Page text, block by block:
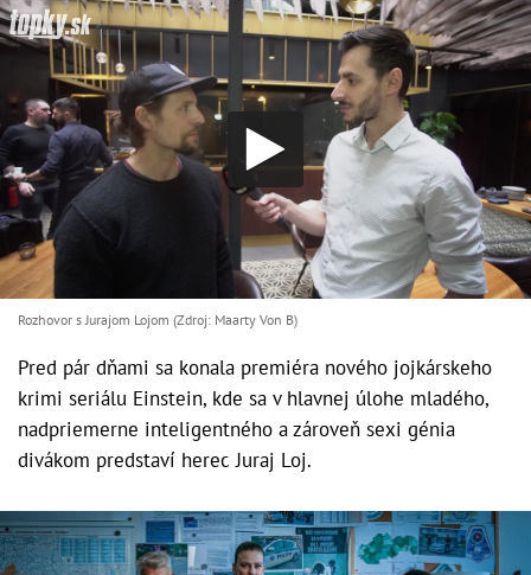
Rozhovor s Jurajom Lojom (Zdroj: Maarty Von B)
Pred pár dňami sa konala premiéra nového jojkárskeho
krimi seriálu Einstein, kde sa v hlavnej úlohe mladého,
nadpriemerne inteligentného a zároveň sexi génia
divákom predstaví herec Juraj Loj.